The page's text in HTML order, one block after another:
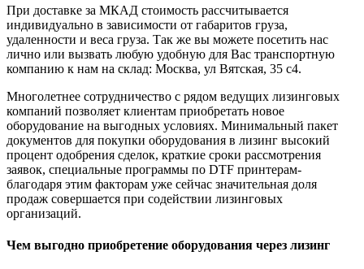
При доставке за МКАД стоимость рассчитывается
индивидуально в зависимости от габаритов груза,
удаленности и веса груза. Так же вы можете посетить нас
лично или вызвать любую удобную для Вас транспортную
компанию к нам на склад: Москва, ул Вятская, 35 c4.
Многолетнее сотрудничество с рядом ведущих лизинговых
компаний позволяет клиентам приобретать новое
оборудование на выгодных условиях. Минимальный пакет
документов для покупки оборудования в лизинг высокий
процент одобрения сделок, краткие сроки рассмотрения
заявок, специальные программы по DTF принтерам-
благодаря этим факторам уже сейчас значительная доля
продаж совершается при содействии лизинговых
организаций.
Чем выгодно приобретение оборудования через лизинг